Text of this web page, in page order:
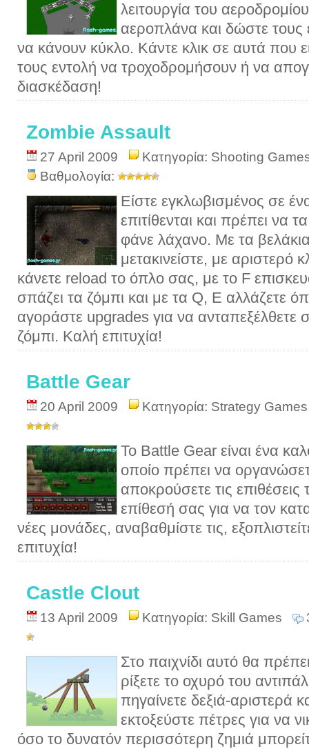
λειτουργία του
αεροπλάνα και δώστε
να κάνουν κύκλο. Κάντε κλικ σε αυτά που
τους εντολή να τροχοδρομήσουν ή να
διασκέδαση!
Zombie Assault
27 April 2009 Κατηγορία: Shooting
Βαθμολογία:
Είστε εγκλωβισμένος σε
επιτίθενται και πρέπει να
φάνε λάχανο. Με τα
μετακινείστε, με αριστερό
κάνετε reload το όπλο σας, με το F
σπάζει τα ζόμπι και με τα Q, E αλλάζετε
αγοράστε upgrades για να ανταπεξέλθετε
ζόμπι. Καλή επιτυχία!
Battle Gear
20 April 2009 Κατηγορία: Strategy Games
Το Battle Gear είναι ένα
οποίο πρέπει να
αποκρούσετε τις
επίθεσή σας για να τον
νέες μονάδες, αναβαθμίστε τις,
επιτυχία!
Castle Clout
13 April 2009 Κατηγορία: Skill Games
Στο παιχνίδι αυτό θα
ρίξετε το οχυρό του
πηγαίνετε δεξιά-αριστερά
εκτοξεύστε πέτρες για να
όσο το δυνατόν περισσότερη ζημιά